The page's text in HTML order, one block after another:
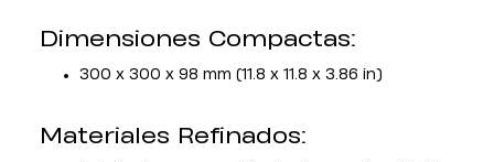
Dimensiones Compactas:
300 x 300 x 98 mm (11.8 x 11.8 x 3.86 in)
Materiales Refinados: